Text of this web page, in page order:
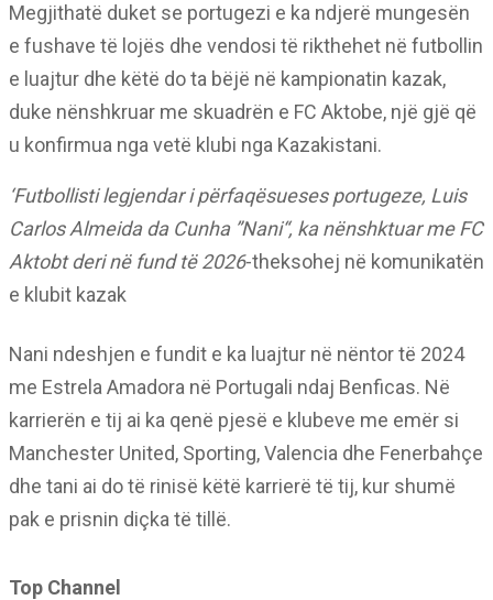
Megjithatë duket se portugezi e ka ndjerë mungesën
e fushave të lojës dhe vendosi të rikthehet në futbollin
e luajtur dhe këtë do ta bëjë në kampionatin kazak,
duke nënshkruar me skuadrën e FC Aktobe, një gjë që
u konfirmua nga vetë klubi nga Kazakistani.
‘Futbollisti legjendar i përfaqësueses portugeze, Luis
Carlos Almeida da Cunha ”Nani“, ka nënshktuar me FC
Aktobt deri në fund të 2026-theksohej në komunikatën
e klubit kazak
Nani ndeshjen e fundit e ka luajtur në nëntor të 2024
me Estrela Amadora në Portugali ndaj Benficas. Në
karrierën e tij ai ka qenë pjesë e klubeve me emër si
Manchester United, Sporting, Valencia dhe Fenerbahçe
dhe tani ai do të rinisë këtë karrierë të tij, kur shumë
pak e prisnin diçka të tillë.
Top Channel